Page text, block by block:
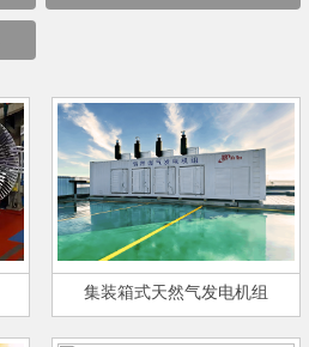
集装箱式天然气发电机组